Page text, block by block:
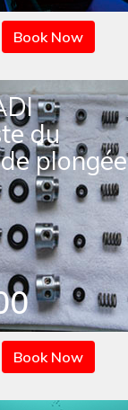
Book Now
du
plongée
Book Now